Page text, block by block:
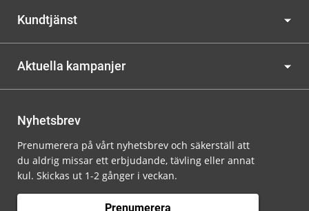
Kundtjänst
Aktuella kampanjer
Nyhetsbrev
Prenumerera på vårt nyhetsbrev och säkerställ att
du aldrig missar ett erbjudande, tävling eller annat
kul. Skickas ut 1-2 gånger i veckan.
Prenumerera